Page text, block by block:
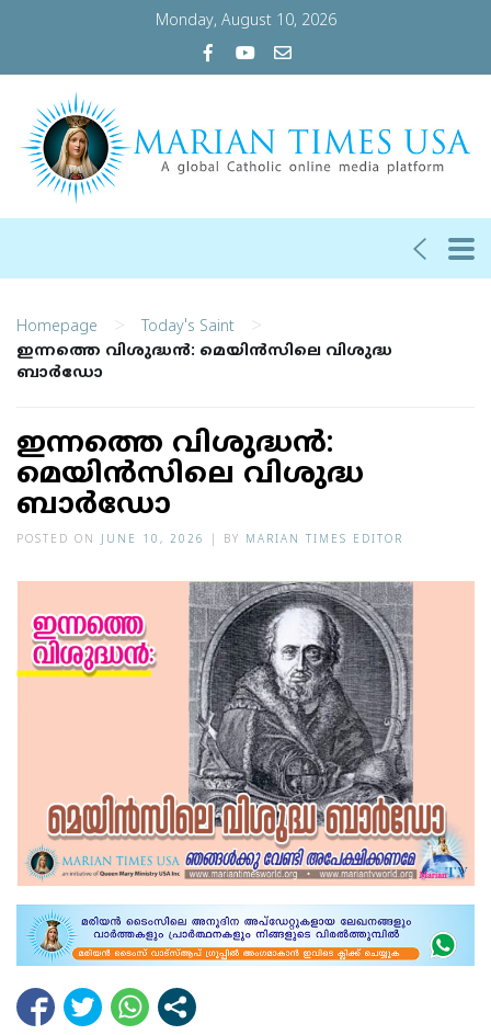
Monday, August 10, 2026
Homepage > Today's Saint >
ഇന്നത്തെ വിശുദ്ധന്‍: മെയിന്‍സിലെ വിശുദ്ധ
ബാര്‍ഡോ
ഇന്നത്തെ വിശുദ്ധന്‍:
മെയിന്‍സിലെ വിശുദ്ധ
ബാര്‍ഡോ
POSTED ON JUNE 10, 2026 BY MARIAN TIMES EDITOR